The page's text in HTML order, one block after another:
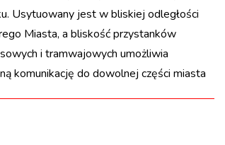
Usytuowany jest w bliskiej odległości
Miasta, a bliskość przystanków
i tramwajowych umożliwia
komunikację do dowolnej części miasta